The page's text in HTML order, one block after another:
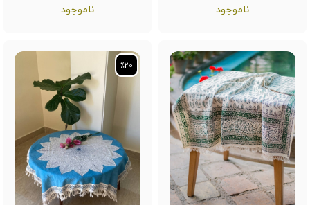
ناموجود
ناموجود
٪20
٪20